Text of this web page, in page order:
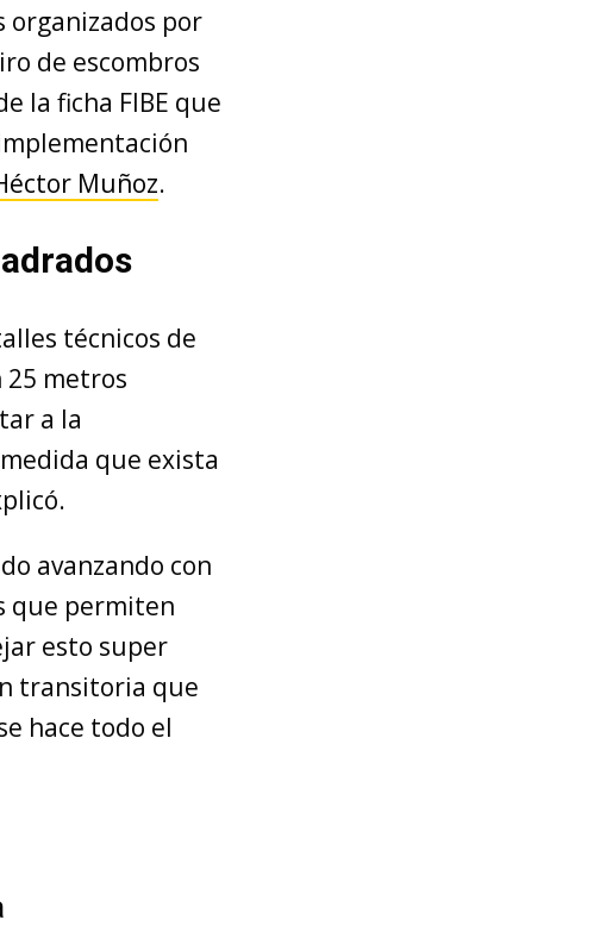
organizados por
de escombros
la ficha FIBE que
Muñoz.
técnicos de
25 metros
a la
que exista
avanzando con
que permiten
esto super
transitoria que
hace todo el